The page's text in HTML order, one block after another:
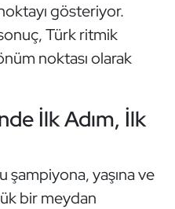
gösteriyor.
Türk ritmik
noktası olarak
İlk Adım, İlk
şampiyona, yaşına ve
bir meydan